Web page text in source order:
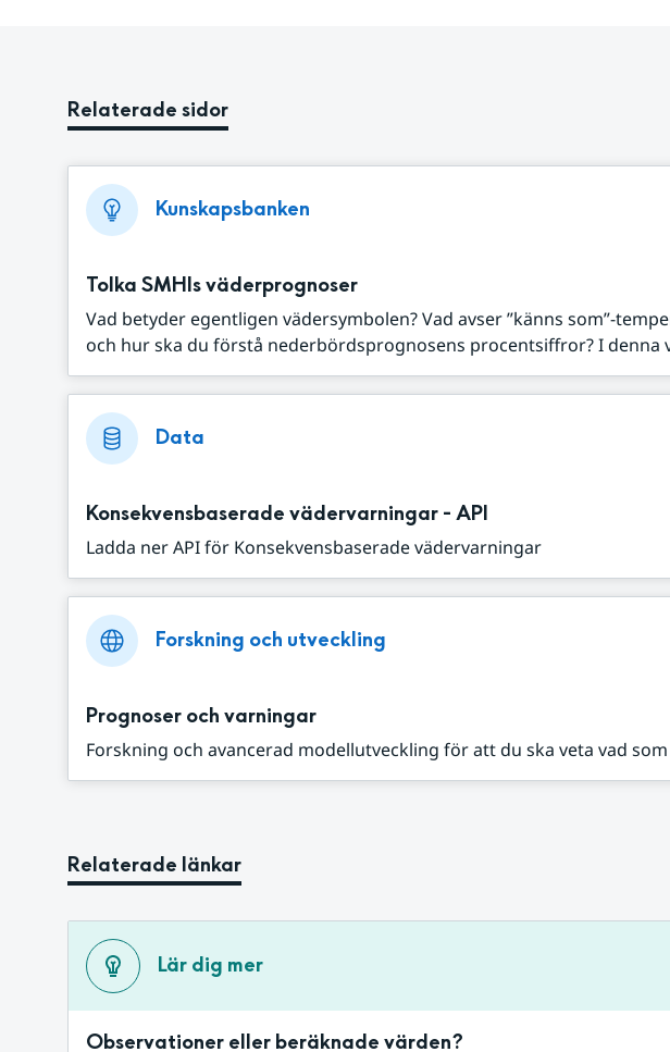
Relaterade sidor
Kunskapsbanken
Tolka SMHIs väderprognoser
Vad betyder egentligen vädersymbolen? Vad avser ”känns som”-
och hur ska du förstå nederbördsprognosens procentsiffror? I denna
Data
Konsekvensbaserade vädervarningar - API
Ladda ner API för Konsekvensbaserade vädervarningar
Forskning och utveckling
Prognoser och varningar
Forskning och avancerad modellutveckling för att du ska veta vad som
Relaterade länkar
Lär dig mer
Observationer eller beräknade värden?